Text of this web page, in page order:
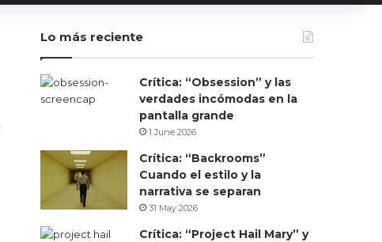
Lo más reciente
Crítica: “Obsession” y las
verdades incómodas en la
pantalla grande
1 June 2026
Crítica: “Backrooms”
Cuando el estilo y la
narrativa se separan
31 May 2026
Crítica: “Project Hail Mary” y